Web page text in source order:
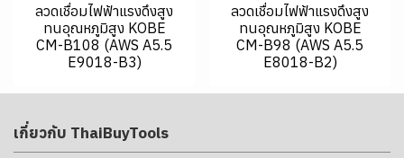
ลวดเชื่อมไฟฟ้าแรงดึงสูง
ทนอุณหภูมิสูง KOBE
CM-B108 (AWS A5.5
E9018-B3)
ลวดเชื่อมไฟฟ้าแรงดึงสูง
ทนอุณหภูมิสูง KOBE
CM-B98 (AWS A5.5
E8018-B2)
เกี่ยวกับ ThaiBuyTools